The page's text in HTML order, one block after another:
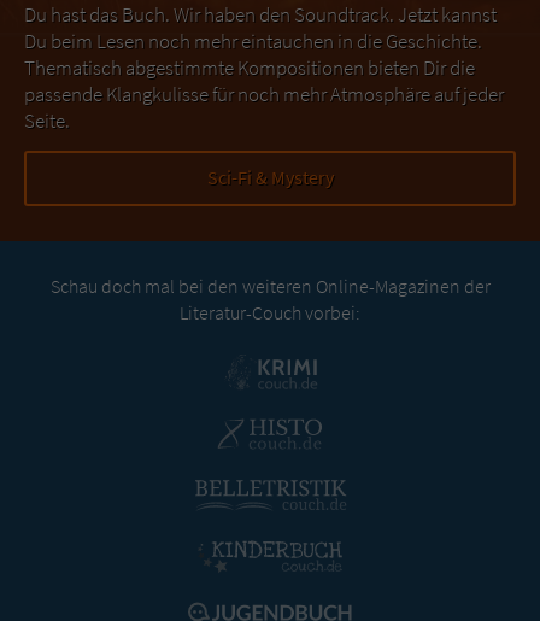
Du hast das Buch. Wir haben den Soundtrack. Jetzt kannst
Du beim Lesen noch mehr eintauchen in die Geschichte.
Thematisch abgestimmte Kompositionen bieten Dir die
passende Klangkulisse für noch mehr Atmosphäre auf jeder
Seite.
Sci-Fi & Mystery
Schau doch mal bei den weiteren Online-Magazinen der
Literatur-Couch vorbei: